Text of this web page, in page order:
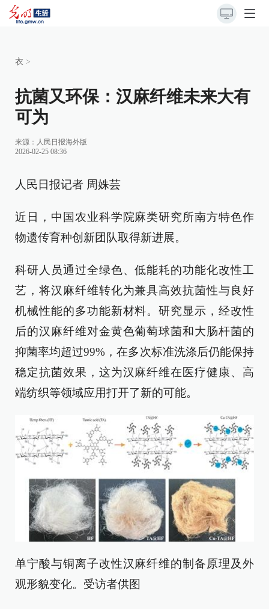
衣 >
抗菌又环保：汉麻纤维未来大有
可为
来源： 人民日报海外版
2026-02-25 08:36
人民日报记者 周姝芸
近日，中国农业科学院麻类研究所南方特色作
物遗传育种创新团队取得新进展。
科研人员通过全绿色、低能耗的功能化改性工
艺，将汉麻纤维转化为兼具高效抗菌性与良好
机械性能的多功能新材料。研究显示，经改性
后的汉麻纤维对金黄色葡萄球菌和大肠杆菌的
抑菌率均超过99%，在多次标准洗涤后仍能保持
稳定抗菌效果，这为汉麻纤维在医疗健康、高
端纺织等领域应用打开了新的可能。
单宁酸与铜离子改性汉麻纤维的制备原理及外
观形貌变化。受访者供图